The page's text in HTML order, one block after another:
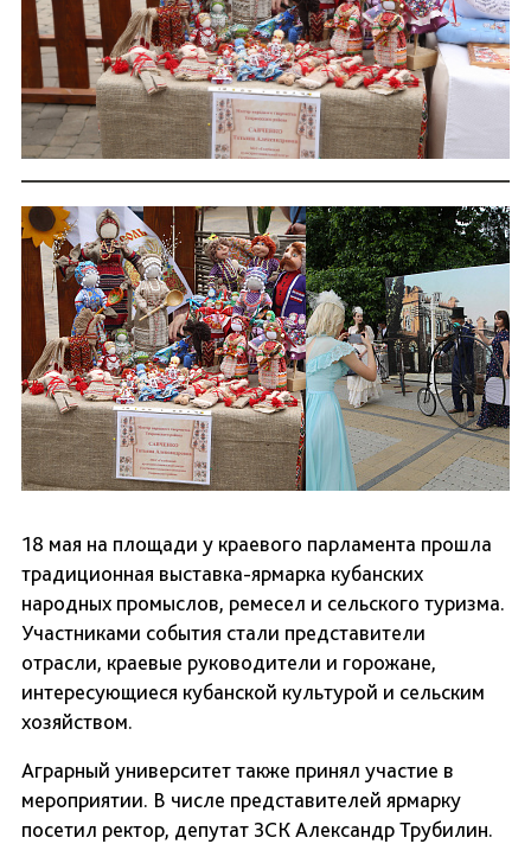
18 мая на площади у краевого парламента прошла
традиционная выставка-ярмарка кубанских
народных промыслов, ремесел и сельского туризма.
Участниками события стали представители
отрасли, краевые руководители и горожане,
интересующиеся кубанской культурой и сельским
хозяйством.
Аграрный университет также принял участие в
мероприятии. В числе представителей ярмарку
посетил ректор, депутат ЗСК Александр Трубилин.